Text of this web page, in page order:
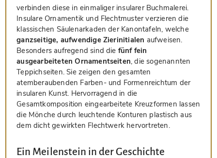
verbinden diese in einmaliger insularer Buchmalerei.
Insulare Ornamentik und Flechtmuster verzieren die
klassischen Säulenarkaden der Kanontafeln, welche
ganzseitige, aufwendige Zierinitialen aufweisen.
Besonders aufregend sind die fünf fein
ausgearbeiteten Ornamentseiten, die sogenannten
Teppichseiten. Sie zeigen den gesamten
atemberaubenden Farben- und Formenreichtum der
insularen Kunst. Hervorragend in die
Gesamtkomposition eingearbeitete Kreuzformen lassen
die Mönche durch leuchtende Konturen plastisch aus
dem dicht gewirkten Flechtwerk hervortreten.
Ein Meilenstein in der Geschichte